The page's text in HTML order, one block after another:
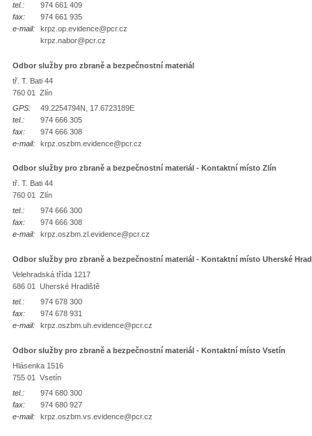
tel.:
974 661 409
fax:
974 661 935
e-mail:
krpz.op.evidence@pcr.cz
krpz.nabor@pcr.cz
Odbor služby pro zbraně a bezpečnostní materiál
tř. T. Bati 44
760 01 Zlín
GPS:
49.2254794N, 17.6723189E
tel.:
974 666 305
fax:
974 666 308
e-mail:
krpz.oszbm.evidence@pcr.cz
Odbor služby pro zbraně a bezpečnostní materiál - Kontaktní místo Zlín
tř. T. Bati 44
760 01 Zlín
tel.:
974 666 300
fax:
974 666 308
e-mail:
krpz.oszbm.zl.evidence@pcr.cz
Odbor služby pro zbraně a bezpečnostní materiál - Kontaktní místo Uherské
Velehradská třída 1217
686 01 Uherské Hradiště
tel.:
974 678 300
fax:
974 678 931
e-mail:
krpz.oszbm.uh.evidence@pcr.cz
Odbor služby pro zbraně a bezpečnostní materiál - Kontaktní místo Vsetín
Hlásenka 1516
755 01 Vsetín
tel.:
974 680 300
fax:
974 680 927
e-mail:
krpz.oszbm.vs.evidence@pcr.cz